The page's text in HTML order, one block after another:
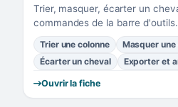
Trier, masquer, écarter un
commandes de la barre d'outils.
Trier une colonne
Masquer une
Écarter un cheval
Exporter et
Ouvrir la fiche